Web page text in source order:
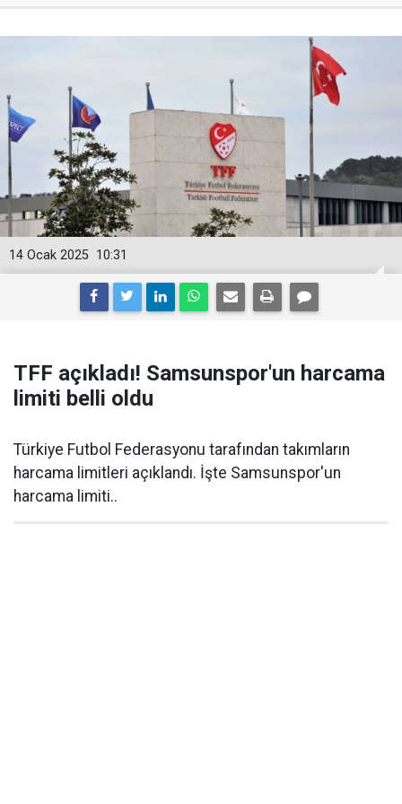
10:31
14 Ocak 2025
TFF açıkladı! Samsunspor'un harcama
limiti belli oldu
Türkiye Futbol Federasyonu tarafından takımların
harcama limitleri açıklandı. İşte Samsunspor'un
harcama limiti..